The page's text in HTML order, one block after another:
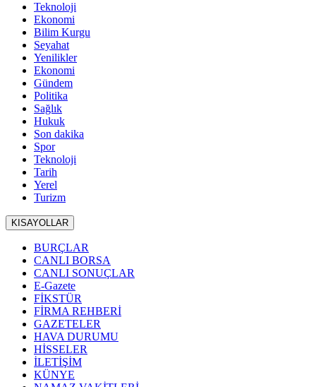
Teknoloji
Ekonomi
Bilim Kurgu
Seyahat
Yenilikler
Ekonomi
Gündem
Politika
Sağlık
Hukuk
Son dakika
Spor
Teknoloji
Tarih
Yerel
Turizm
KISAYOLLAR
BURÇLAR
CANLI BORSA
CANLI SONUÇLAR
E-Gazete
FİKSTÜR
FİRMA REHBERİ
GAZETELER
HAVA DURUMU
HİSSELER
İLETİŞİM
KÜNYE